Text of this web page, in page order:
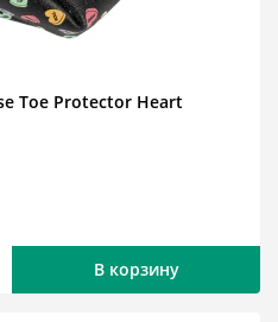
Toe Protector Heart
В корзину